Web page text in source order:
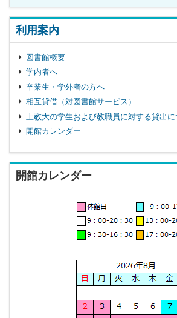
利用案内
図書館概要
学内者へ
卒業生・学外者の方へ
相互貸借（対図書館サービス）
上教大の学生および教職員に対する貸出に
開館カレンダー
開館カレンダー